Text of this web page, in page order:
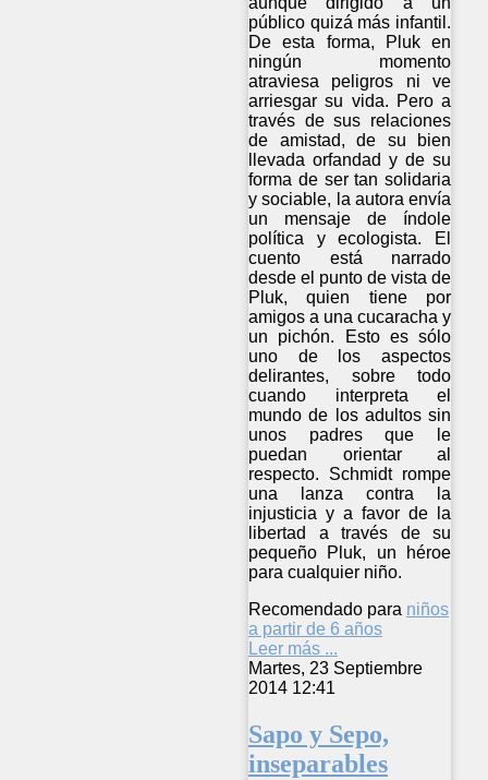
público quizá más infantil.
De esta forma, Pluk en
ningún momento
atraviesa peligros ni ve
arriesgar su vida. Pero a
través de sus relaciones
de amistad, de su bien
llevada orfandad y de su
forma de ser tan solidaria
y sociable, la autora envía
un mensaje de índole
política y ecologista. El
cuento está narrado
desde el punto de vista de
Pluk, quien tiene por
amigos a una cucaracha y
un pichón. Esto es sólo
uno de los aspectos
delirantes, sobre todo
cuando interpreta el
mundo de los adultos sin
unos padres que le
puedan orientar al
respecto. Schmidt rompe
una lanza contra la
injusticia y a favor de la
libertad a través de su
pequeño Pluk, un héroe
para cualquier niño.
Recomendado para niños
a partir de 6 años
Leer más ...
Martes, 23 Septiembre
2014 12:41
Sapo y Sepo,
inseparables